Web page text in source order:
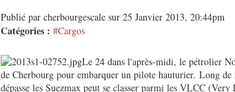
Publié par cherbourgescale sur 25 Janvier 2013, 20:44pm
Catégories : #Cargos
Le 24 dans l'après-midi, le pétrolier
de Cherbourg pour embarquer un pilote hauturier. Long
dépasse les Suezmax peut se classer parmi les VLCC